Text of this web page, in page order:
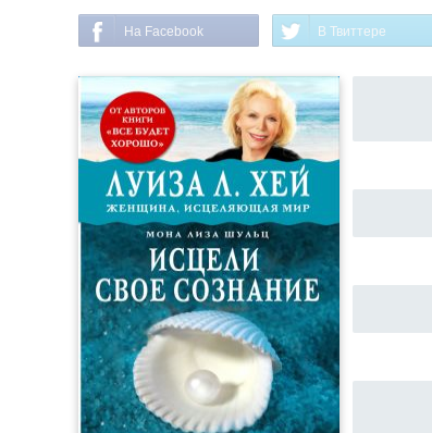
На Facebook В Твиттере